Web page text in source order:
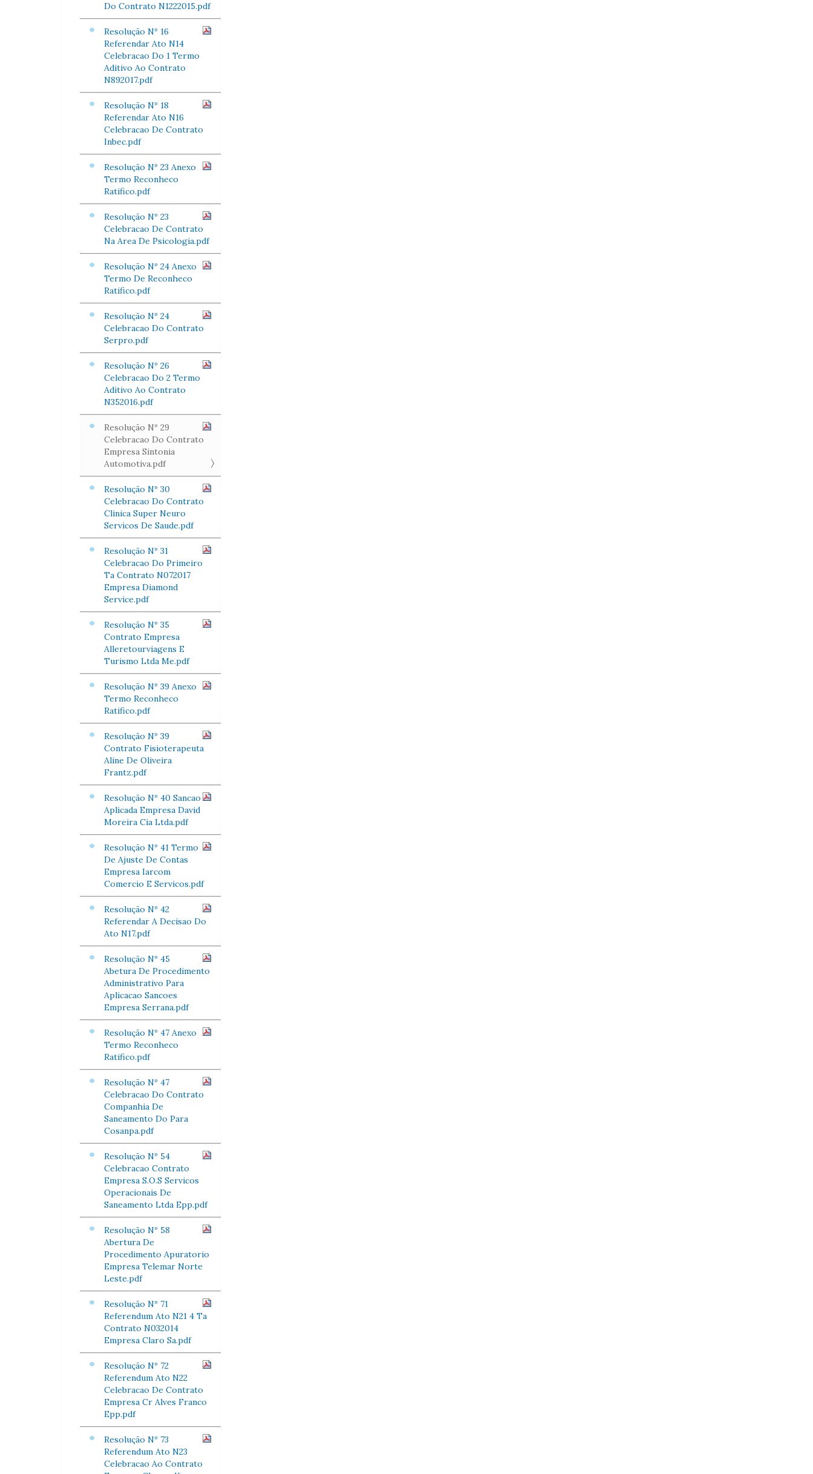
Do Contrato N1222015.pdf
Resolução Nº 16
Referendar Ato N14
Celebracao Do 1 Termo
Aditivo Ao Contrato
N892017.pdf
Resolução Nº 18
Referendar Ato N16
Celebracao De Contrato
Inbec.pdf
Resolução Nº 23 Anexo
Termo Reconheco
Ratifico.pdf
Resolução Nº 23
Celebracao De Contrato
Na Area De Psicologia.pdf
Resolução Nº 24 Anexo
Termo De Reconheco
Ratifico.pdf
Resolução Nº 24
Celebracao Do Contrato
Serpro.pdf
Resolução Nº 26
Celebracao Do 2 Termo
Aditivo Ao Contrato
N352016.pdf
Resolução Nº 29
Celebracao Do Contrato
Empresa Sintonia
Automotiva.pdf
Resolução Nº 30
Celebracao Do Contrato
Clinica Super Neuro
Servicos De Saude.pdf
Resolução Nº 31
Celebracao Do Primeiro
Ta Contrato N072017
Empresa Diamond
Service.pdf
Resolução Nº 35
Contrato Empresa
Alleretourviagens E
Turismo Ltda Me.pdf
Resolução Nº 39 Anexo
Termo Reconheco
Ratifico.pdf
Resolução Nº 39
Contrato Fisioterapeuta
Aline De Oliveira
Frantz.pdf
Resolução Nº 40 Sancao
Aplicada Empresa David
Moreira Cia Ltda.pdf
Resolução Nº 41 Termo
De Ajuste De Contas
Empresa Iarcom
Comercio E Servicos.pdf
Resolução Nº 42
Referendar A Decisao Do
Ato N17.pdf
Resolução Nº 45
Abetura De Procedimento
Administrativo Para
Aplicacao Sancoes
Empresa Serrana.pdf
Resolução Nº 47 Anexo
Termo Reconheco
Ratifico.pdf
Resolução Nº 47
Celebracao Do Contrato
Companhia De
Saneamento Do Para
Cosanpa.pdf
Resolução Nº 54
Celebracao Contrato
Empresa S.O.S Servicos
Operacionais De
Saneamento Ltda Epp.pdf
Resolução Nº 58
Abertura De
Procedimento Apuratorio
Empresa Telemar Norte
Leste.pdf
Resolução Nº 71
Referendum Ato N21 4 Ta
Contrato N032014
Empresa Claro Sa.pdf
Resolução Nº 72
Referendum Ato N22
Celebracao De Contrato
Empresa Cr Alves Franco
Epp.pdf
Resolução Nº 73
Referendum Ato N23
Celebracao Ao Contrato